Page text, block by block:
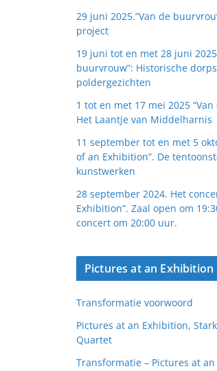
29 juni 2025.”Van de
project
19 juni tot en met 28 juni 2025
buurvrouw”: Historische
poldergezichten
1 tot en met 17 mei 2025
Het Laantje van Middelharnis
11 september tot en met 5
of an Exhibition”. De
kunstwerken
28 september 2024. Het
Exhibition”. Zaal open om
concert om 20:00 uur.
Pictures at an Exhibition
Transformatie voorwoord
Pictures at an Exhibition,
Quartet
Transformatie – Pictures at